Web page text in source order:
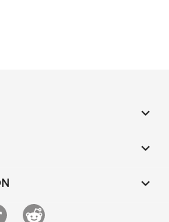


keyboard_arrow_down
TikTok